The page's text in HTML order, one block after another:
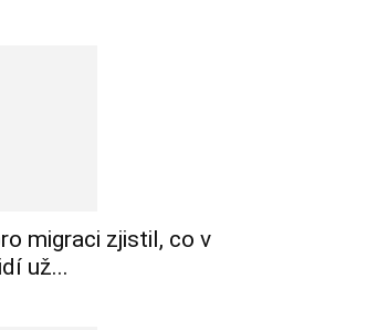
migraci zjistil, co v
už...